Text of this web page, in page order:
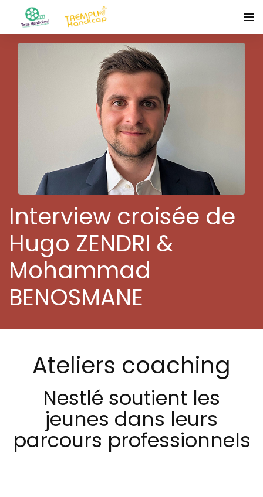
Interview croisée de
Hugo ZENDRI &
Mohammad
BENOSMANE
Ateliers coaching
Nestlé soutient les
jeunes dans leurs
parcours professionnels